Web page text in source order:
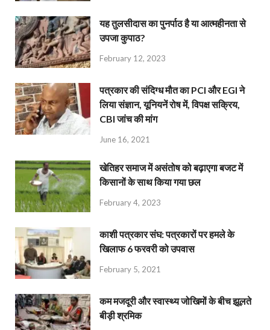
यह तुलसीदास का पुनर्पाठ है या आत्महीनता से
उपजा कुपाठ?
February 12, 2023
पत्रकार की संदिग्ध मौत का PCI और EGI ने
लिया संज्ञान, यूनियनें रोष में, विपक्ष सक्रिय,
CBI जांच की मांग
June 16, 2021
खेतिहर समाज में असंतोष को बढ़ाएगा बजट में
किसानों के साथ किया गया छल
February 4, 2023
काशी पत्रकार संघ: पत्रकारों पर हमले के
खिलाफ 6 फरवरी को उपवास
February 5, 2021
कम मजदूरी और स्वास्थ्य जोखिमों के बीच झूलते
बीड़ी श्रमिक